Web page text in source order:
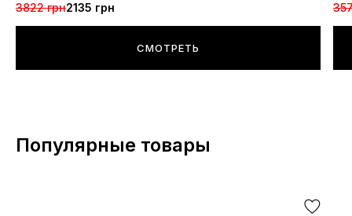
3822 грн2135 грн
СМОТРЕТЬ
Популярные товары